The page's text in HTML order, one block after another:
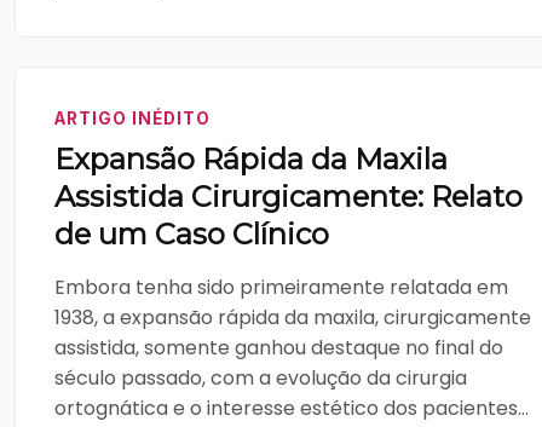
ARTIGO INÉDITO
Expansão Rápida da Maxila
Assistida Cirurgicamente: Relato
de um Caso Clínico
Embora tenha sido primeiramente relatada em
1938, a expansão rápida da maxila, cirurgicamente
assistida, somente ganhou destaque no final do
século passado, com a evolução da cirurgia
ortognática e o interesse estético dos pacientes...